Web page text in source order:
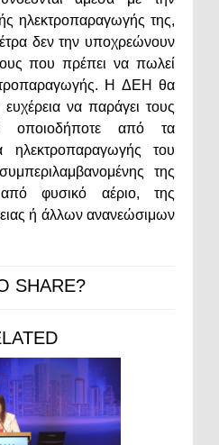
ηλεκτροπαραγωγής της,
δεν την υποχρεώνουν
που πρέπει να πωλεί
Η ΔΕΗ θα
ευχέρεια να παράγει τους
οποιοδήποτε από τα
ηλεκτροπαραγωγής του
της
από φυσικό αέριο, της
ή άλλων ανανεώσιμων
SHARE?